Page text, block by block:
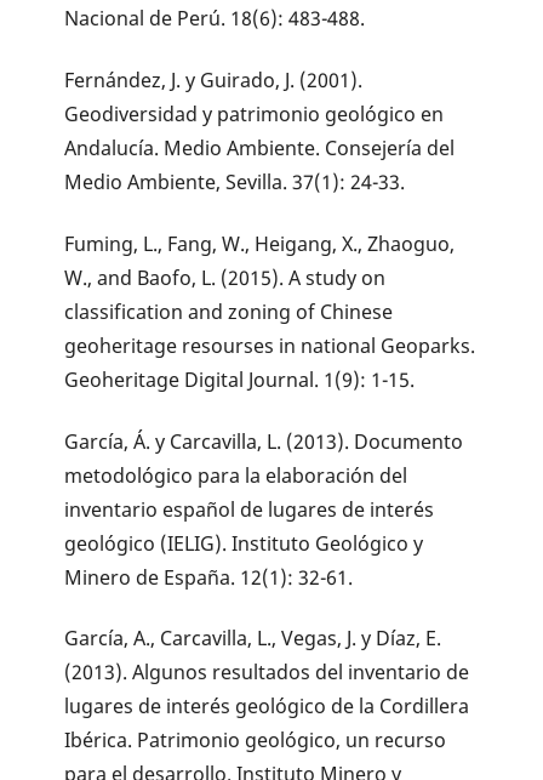
Nacional de Perú. 18(6): 483-488.
Fernández, J. y Guirado, J. (2001).
Geodiversidad y patrimonio geológico en
Andalucía. Medio Ambiente. Consejería del
Medio Ambiente, Sevilla. 37(1): 24-33.
Fuming, L., Fang, W., Heigang, X., Zhaoguo,
W., and Baofo, L. (2015). A study on
classification and zoning of Chinese
geoheritage resourses in national Geoparks.
Geoheritage Digital Journal. 1(9): 1-15.
García, Á. y Carcavilla, L. (2013). Documento
metodológico para la elaboración del
inventario español de lugares de interés
geológico (IELIG). Instituto Geológico y
Minero de España. 12(1): 32-61.
García, A., Carcavilla, L., Vegas, J. y Díaz, E.
(2013). Algunos resultados del inventario de
lugares de interés geológico de la Cordillera
Ibérica. Patrimonio geológico, un recurso
para el desarrollo. Instituto Minero y